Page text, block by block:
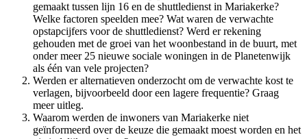
gemaakt tussen lijn 16 en de shuttledienst in Mariakerke?
Welke factoren speelden mee? Wat waren de verwachte
opstapcijfers voor de shuttledienst? Werd er rekening
gehouden met de groei van het woonbestand in de buurt, met
onder meer 25 nieuwe sociale woningen in de Planetenwijk
als één van vele projecten?
Werden er alternatieven onderzocht om de verwachte kost te
verlagen, bijvoorbeeld door een lagere frequentie? Graag
meer uitleg.
Waarom werden de inwoners van Mariakerke niet
geïnformeerd over de keuze die gemaakt moest worden en het